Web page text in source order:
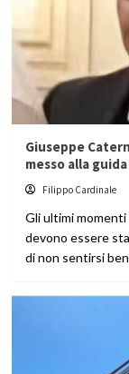
Giuseppe
messo alla
Filippo Cardinale
Gli ultimi
devono essere
di non sentirsi